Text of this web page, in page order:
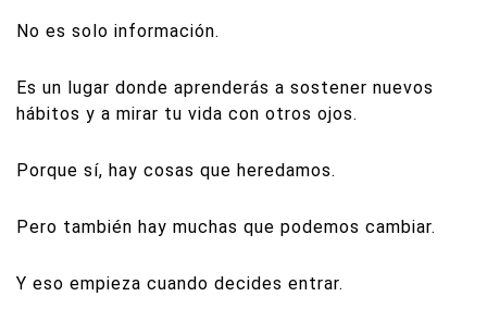
No es solo información.
Es un lugar donde aprenderás a sostener nuevos
hábitos y a mirar tu vida con otros ojos.
Porque sí, hay cosas que heredamos.
Pero también hay muchas que podemos cambiar.
Y eso empieza cuando decides entrar.